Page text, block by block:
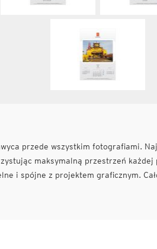
przede wszystkim fotografiami.
maksymalną przestrzeń
i spójne z projektem graficznym.